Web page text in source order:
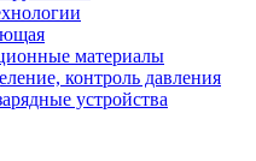
материалы
контроль давления
устройства